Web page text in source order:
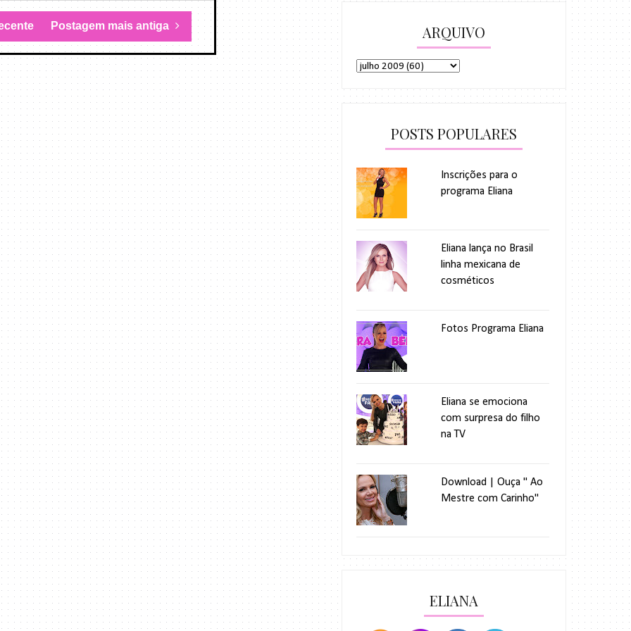
Postagem mais antiga ARQUIVO
POSTS POPULARES
Inscrições para o
programa Eliana
Eliana lança no Brasil
linha mexicana de
cosméticos
Fotos Programa Eliana
Eliana se emociona
com surpresa do filho
na TV
Download | Ouça " Ao
Mestre com Carinho"
ELIANA